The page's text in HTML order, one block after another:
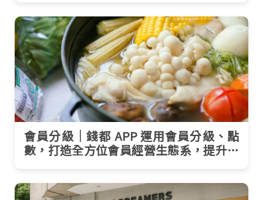
會員分級｜錢都 APP 運用會員分級、點
數，打造全方位會員經營生態系，提升顧